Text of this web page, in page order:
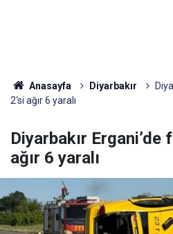
Anasayfa Diyarbakır
2‘si ağır 6 yaralı
Diyarbakır Ergani’de
ağır 6 yaralı